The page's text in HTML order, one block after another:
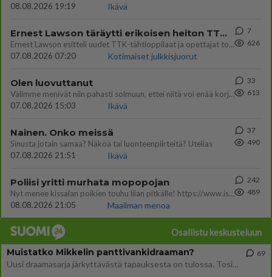
08.08.2026 19:19
Ikävä
Ernest Lawson täräytti erikoisen heiton TTK-lehdistötilaisuudessa: " Onko tässä tarkoituksena...?"
Ernest Lawson esitteli uudet TTK-tähtioppilaat ja opettajat torstaina 6.8. lehdistölle. Tulevalla kaudella on yksi hausk
07.08.2026 07:20
Kotimaiset julkkisjuorut
7
626
Olen luovuttanut
Välimme menivät niin pahasti solmuun, ettei niitä voi enää korjata. On aika jatkaa elämässä eteenpäin. Toivon sulle kaik
07.08.2026 15:03
Ikävä
33
613
Nainen. Onko meissä
Sinusta jotain samaa? Näköä tai luonteenpiirteitä? Utelias
07.08.2026 21:51
Ikävä
37
490
Poliisi yritti murhata mopopojan
Nyt menee kissalan poikien touhu liian pitkälle! https://www.is.fi/kotimaa/art-2000012193221.html Karu video mopomiiti
08.08.2026 21:05
Maailman menoa
242
489
Osallistu keskusteluun
Muistatko Mikkelin panttivankidraaman?
Uusi draamasarja järkyttävästä tapauksesta on tulossa. Tositapahtumiin perustuva sarja ammentaa vuoden 1986 Mikkelin pan
69